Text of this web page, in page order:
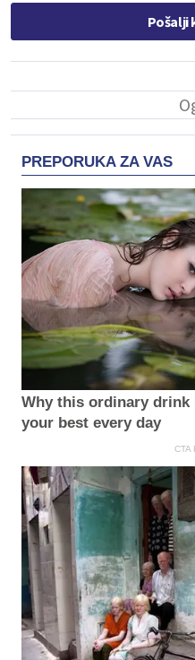
Pošalji
PREPORUKA ZA VAS
Why this ordinary
your best every day
CTA